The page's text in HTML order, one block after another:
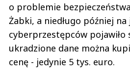
o problemie
Żabki, a niedługo później
cyberprzestępców pojawiło
ukradzione dane można
cenę - jedynie 5 tys. euro.